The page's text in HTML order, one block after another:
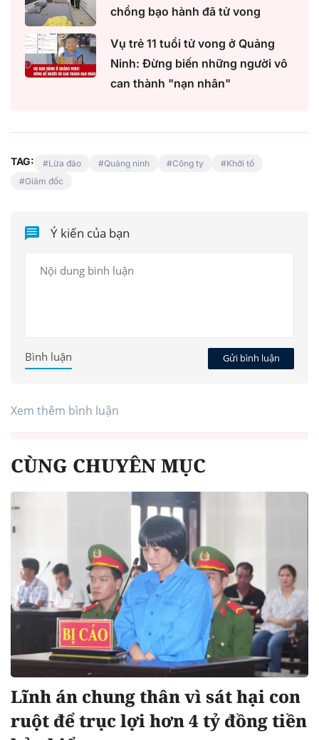
chồng bạo hành đã tử vong
Vụ trẻ 11 tuổi tử vong ở Quảng
Ninh: Đừng biến những người vô
can thành "nạn nhân"
TAG: Lừa đảo Quảng ninh Công ty
Khởi tố
Giám đốc
Ý kiến của bạn
Gửi bình luận
Bình luận
Xem thêm bình luận
CÙNG CHUYÊN MỤC
Lĩnh án chung thân vì sát hại con
ruột để trục lợi hơn 4 tỷ đồng tiền